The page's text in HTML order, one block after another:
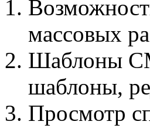
массовых
Шаблоны
шаблоны,
Просмотр